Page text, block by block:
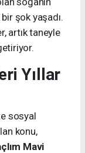
şok yaşadı.
artık taneyle
Yıllar
sosyal
konu,
Mavi